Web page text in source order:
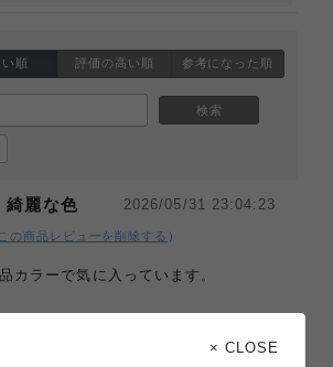
順 評価の高い順 参考になった順
検索
綺麗な色
2026/05/31 23:04:23
この商品レビューを削除する ）
カラーで気に入っています。
パンプス、バレエシューズ、サンダ
× CLOSE